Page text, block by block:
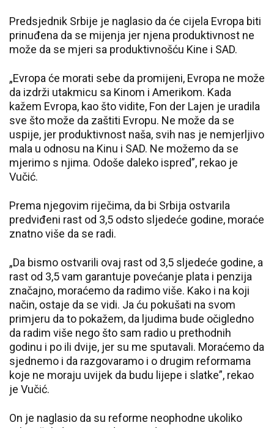
Predsjednik Srbije je naglasio da će cijela Evropa biti
prinuđena da se mijenja jer njena produktivnost ne
može da se mjeri sa produktivnošću Kine i SAD.
„Evropa će morati sebe da promijeni, Evropa ne može
da izdrži utakmicu sa Kinom i Amerikom. Kada
kažem Evropa, kao što vidite, Fon der Lajen je uradila
sve što može da zaštiti Evropu. Ne može da se
uspije, jer produktivnost naša, svih nas je nemjerljivo
mala u odnosu na Kinu i SAD. Ne možemo da se
mjerimo s njima. Odoše daleko ispred”, rekao je
Vučić.
Prema njegovim riječima, da bi Srbija ostvarila
predviđeni rast od 3,5 odsto sljedeće godine, moraće
znatno više da se radi.
„Da bismo ostvarili ovaj rast od 3,5 sljedeće godine, a
rast od 3,5 vam garantuje povećanje plata i penzija
značajno, moraćemo da radimo više. Kako i na koji
način, ostaje da se vidi. Ja ću pokušati na svom
primjeru da to pokažem, da ljudima bude očigledno
da radim više nego što sam radio u prethodnih
godinu i po ili dvije, jer su me sputavali. Moraćemo da
sjednemo i da razgovaramo i o drugim reformama
koje ne moraju uvijek da budu lijepe i slatke”, rekao
je Vučić.
On je naglasio da su reforme neophodne ukoliko